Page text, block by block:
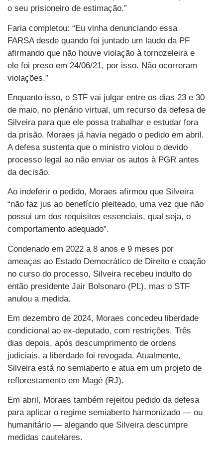
o seu prisioneiro de estimação.”
Faria completou: “Eu vinha denunciando essa
FARSA desde quando foi juntado um laudo da PF
afirmando que não houve violação à tornozeleira e
ele foi preso em 24/06/21, por isso. Não ocorreram
violações.”
Enquanto isso, o STF vai julgar entre os dias 23 e 30
de maio, no plenário virtual, um recurso da defesa de
Silveira para que ele possa trabalhar e estudar fora
da prisão. Moraes já havia negado o pedido em abril.
A defesa sustenta que o ministro violou o devido
processo legal ao não enviar os autos à PGR antes
da decisão.
Ao indeferir o pedido, Moraes afirmou que Silveira
“não faz jus ao benefício pleiteado, uma vez que não
possui um dos requisitos essenciais, qual seja, o
comportamento adequado”.
Condenado em 2022 a 8 anos e 9 meses por
ameaças ao Estado Democrático de Direito e coação
no curso do processo, Silveira recebeu indulto do
então presidente Jair Bolsonaro (PL), mas o STF
anulou a medida.
Em dezembro de 2024, Moraes concedeu liberdade
condicional ao ex-deputado, com restrições. Três
dias depois, após descumprimento de ordens
judiciais, a liberdade foi revogada. Atualmente,
Silveira está no semiaberto e atua em um projeto de
reflorestamento em Magé (RJ).
Em abril, Moraes também rejeitou pedido da defesa
para aplicar o regime semiaberto harmonizado — ou
humanitário — alegando que Silveira descumpre
medidas cautelares.